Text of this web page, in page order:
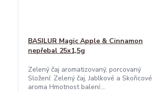
BASILUR Magic Apple & Cinnamon
nepřebal 25x1,5g
Zelený čaj aromatizovaný, porcovaný
Složení: Zelený čaj, Jablkové a Skořicové
aroma Hmotnost balení:...